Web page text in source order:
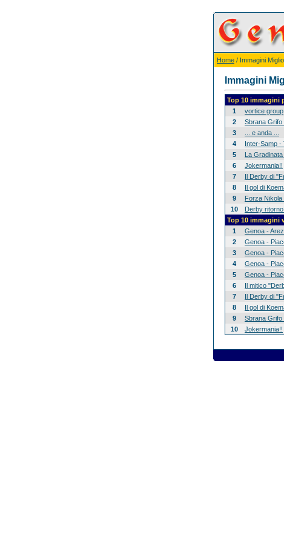
Home / Immagini
Immagini
Top 10 immagini
1
vortice group
2
Sbrana Grifo
3
... e anda ...
4
Inter-Samp -
5
La Gradinata
6
Jokermania!!
7
Il Derby di
8
Il gol di
9
Forza
10
Derby
Top 10 immagini
1
Genoa -
2
Genoa -
3
Genoa -
4
Genoa -
5
Genoa -
6
Il mitico
7
Il Derby di
8
Il gol di
9
Sbrana Grifo
10
Jokermania!!